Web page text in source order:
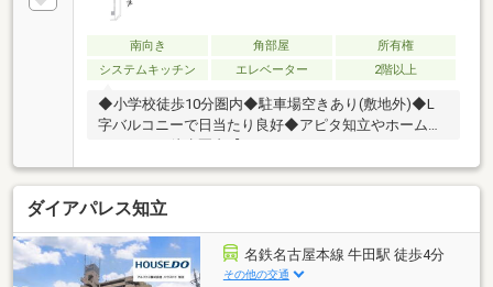
南向き 角部屋
所有権
システムキッチン
エレベーター 2階以上
◆小学校徒歩10分圏内◆駐車場空きあり(敷地外)◆L
字バルコニーで日当たり良好◆アピタ知立やホームセ
す！】◎緑豊かな落ち着いた環境で暮らされたい方◎
車を使われる方アピタ知立店 … 徒歩15分猿渡小学
校 … 徒歩7分知立中学校 … 徒歩12分知立東高
校 … 徒歩9分ローソン知立弘法店 … 徒歩8分※当
社でリノベーション工事をしていただける方への販売
になります。◆◇物件見学 予約 受付中◇◆居住中
ダイアパレス知立
名鉄名古屋本線 牛田駅 徒歩4分
その他の交通